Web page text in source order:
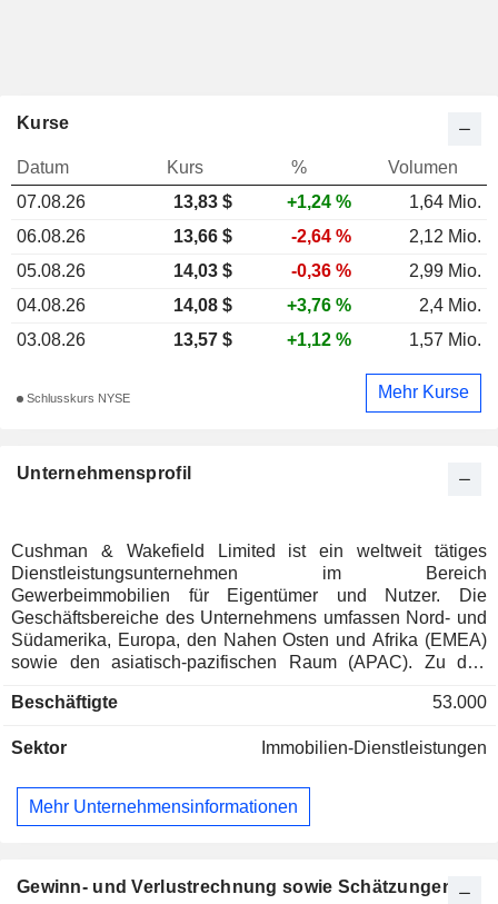
Unternehmensprofil
Cushman & Wakefield Limited ist ein weltweit tätiges
Dienstleistungsunternehmen im Bereich
Gewerbeimmobilien für Eigentümer und Nutzer. Die
Geschäftsbereiche des Unternehmens umfassen Nord- und
Südamerika, Europa, den Nahen Osten und Afrika (EMEA)
sowie den asiatisch-pazifischen Raum (APAC). Zu den
Kapitalmärkte sowie Bewertung und Sonstiges. Für
Facility Management, Projekt- und
Transaktionsmanagement und strategische Beratung an.
Seine Vermietungsdienstleistungen bestehen aus zwei
als auch Verkäufer bei Immobilienkauf- und -
Beschäftigte 53.000
Sektor Immobilien-Dienstleistungen
Mehr Unternehmensinformationen
Kurse
Datum Kurs %
Volumen
07.08.26
13,83 $ +1,24 %
1,64 Mio.
06.08.26
13,66 $ -2,64 %
2,12 Mio.
05.08.26
14,03 $ -0,36 %
2,99 Mio.
04.08.26
14,08 $ +3,76 %
2,4 Mio.
03.08.26
13,57 $ +1,12 % 1,57 Mio.
Schlusskurs NYSE Mehr Kurse
Gewinn- und Verlustrechnung sowie Schätzungen